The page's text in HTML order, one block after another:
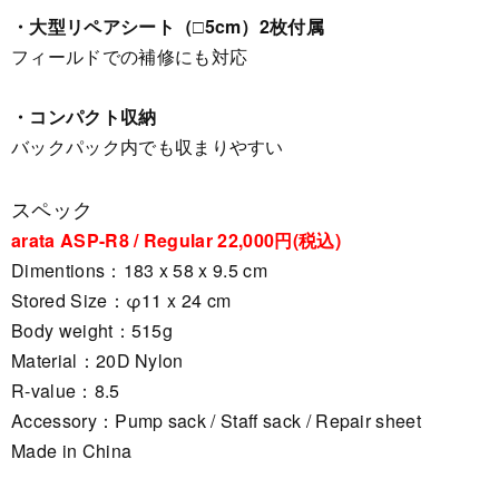
・大型リペアシート（□5cm）2枚付属
フィールドでの補修にも対応
・コンパクト収納
バックパック内でも収まりやすい
スペック
arata ASP-R8 / Regular 22,000円(税込)
Dimentions：183 x 58 x 9.5 cm
Stored Size：φ11 x 24 cm
Body weight：515g
Material：20D Nylon
R-value：8.5
Accessory：Pump sack / Staff sack / Repair sheet
Made in China